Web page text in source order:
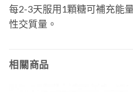
每2-3天服用1顆糖可補充能
性交質量。
相關商品